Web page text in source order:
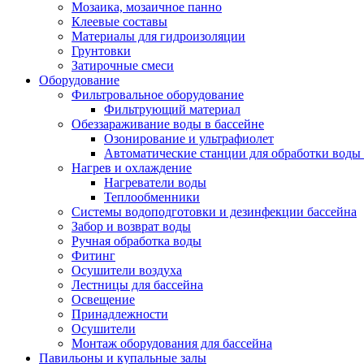
Мозаика, мозаичное панно
Клеевые составы
Материалы для гидроизоляции
Грунтовки
Затирочные смеси
Оборудование
Фильтровальное оборудование
Фильтрующий материал
Обеззараживание воды в бассейне
Озонирование и ультрафиолет
Автоматические станции для обработки воды
Нагрев и охлаждение
Нагреватели воды
Теплообменники
Системы водоподготовки и дезинфекции бассейна
Забор и возврат воды
Ручная обработка воды
Фитинг
Осушители воздуха
Лестницы для бассейна
Освещение
Принадлежности
Осушители
Монтаж оборудования для бассейна
Павильоны и купальные залы